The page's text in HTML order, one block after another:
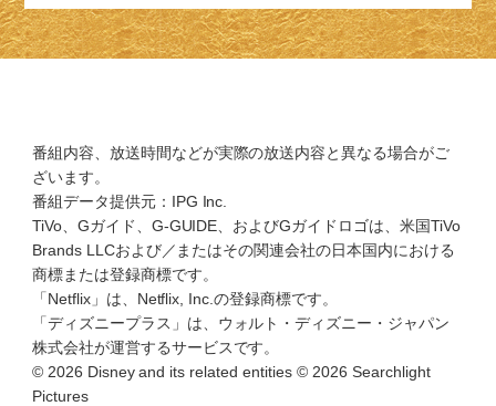
番組内容、放送時間などが実際の放送内容と異なる場合がご
ざいます。
番組データ提供元：IPG Inc.
TiVo、Gガイド、G-GUIDE、およびGガイドロゴは、米国TiVo
Brands LLCおよび／またはその関連会社の日本国内における
商標または登録商標です。
「Netflix」は、Netflix, Inc.の登録商標です。
「ディズニープラス」は、ウォルト・ディズニー・ジャパン
株式会社が運営するサービスです。
© 2026 Disney and its related entities © 2026 Searchlight
Pictures